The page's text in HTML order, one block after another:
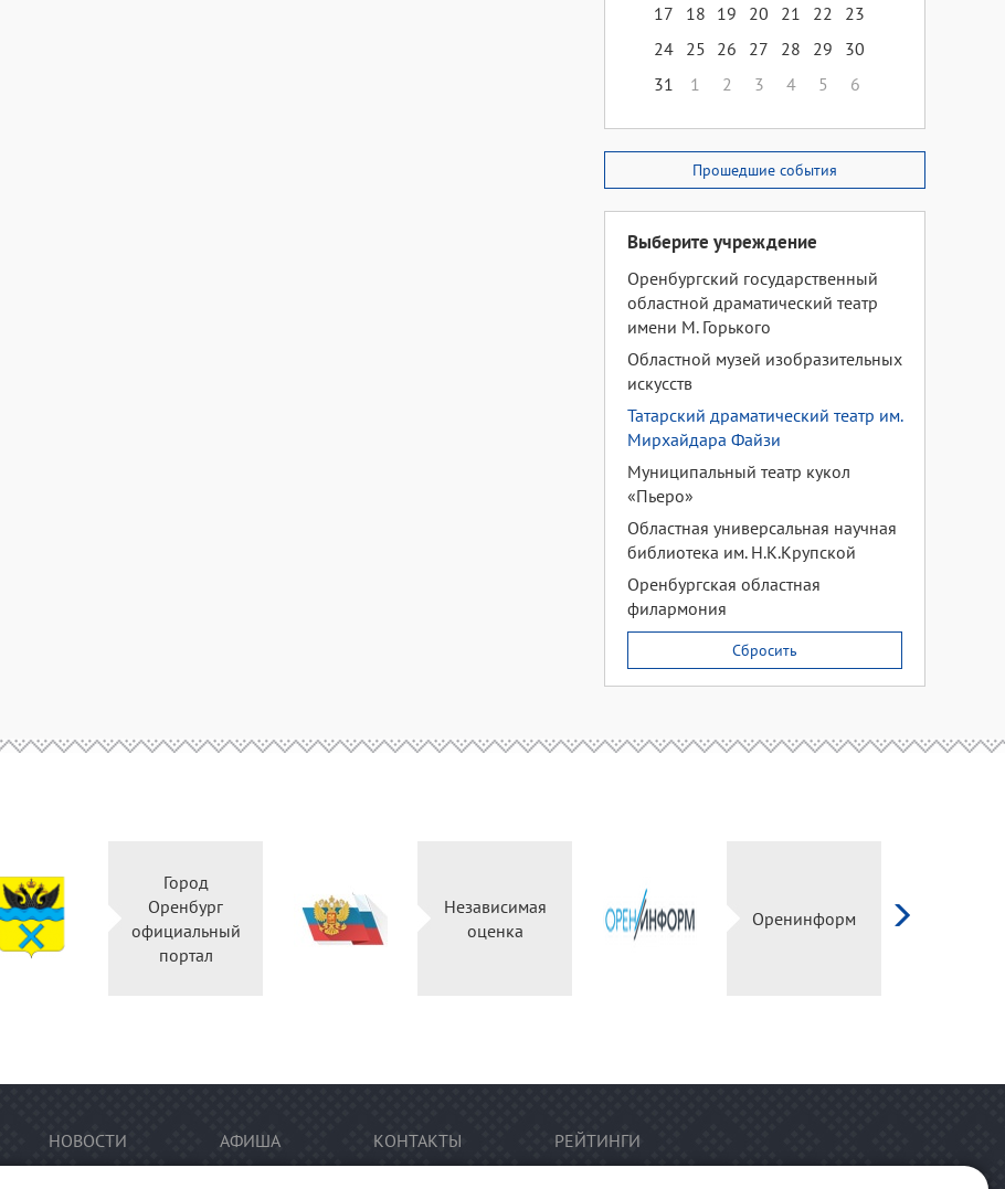
17
18 19 20 21 22
23
24 25 26 27 28 29
30
31
1 2 3 4 5 6
Прошедшие события
Выберите учреждение
Оренбургский государственный
областной драматический театр
имени М. Горького
Областной музей изобразительных
искусств
Татарский драматический театр им.
Мирхайдара Файзи
Муниципальный театр кукол
«Пьеро»
Областная универсальная научная
библиотека им. Н.К.Крупской
Оренбургская областная
филармония
Сбросить
Город
Оренбург
официальный
портал
Независимая
оценка
Оренинформ
НОВОСТИ АФИША КОНТАКТЫ РЕЙТИНГИ